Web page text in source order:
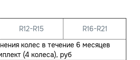
R12-R15
R16-R21
колес в течение 6 месяцев
(4 колеса), руб